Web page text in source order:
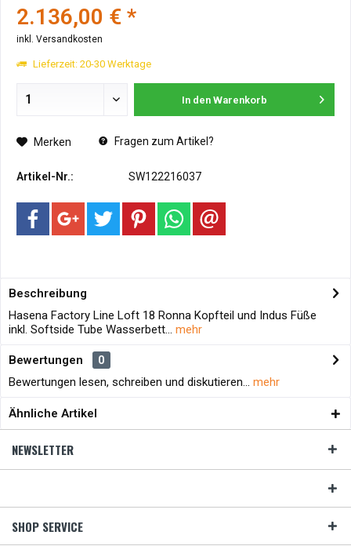
2.136,00 € *
inkl. Versandkosten
Lieferzeit: 20-30 Werktage
In den Warenkorb
Merken Fragen zum Artikel?
Artikel-Nr.: SW122216037
Beschreibung
Hasena Factory Line Loft 18 Ronna Kopfteil und Indus Füße
inkl. Softside Tube Wasserbett... mehr
Bewertungen
0
Bewertungen lesen, schreiben und diskutieren... mehr
Ähnliche Artikel
NEWSLETTER
SHOP SERVICE